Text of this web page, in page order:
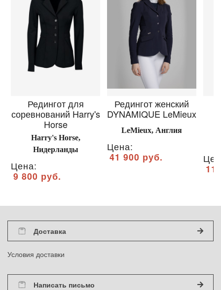
Редингот для
соревнований Harry's
Horse
Harry's Horse,
Нидерланды
Цена:
9 800 руб.
Редингот женский
DYNAMIQUE LeMieux
LeMieux, Англия
Цена:
41 900 руб.
11
Доставка
Условия доставки
Написать письмо